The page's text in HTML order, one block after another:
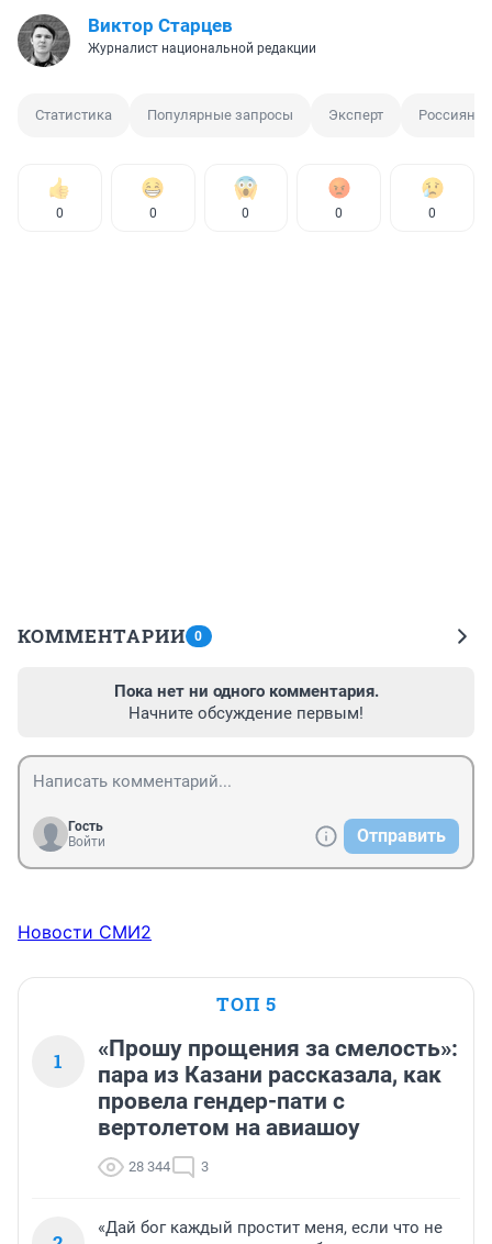
Виктор Старцев
Журналист национальной редакции
Статистика Популярные запросы Эксперт Россияне
0 0 0 0 0
КОММЕНТАРИИ 0
Пока нет ни одного комментария.
Начните обсуждение первым!
Гость
Войти
Отправить
Новости СМИ2
ТОП 5
1
«Прошу прощения за смелость»:
пара из Казани рассказала, как
провела гендер-пати с
вертолетом на авиашоу
28 344 3
«Дай бог каждый простит меня, если что не